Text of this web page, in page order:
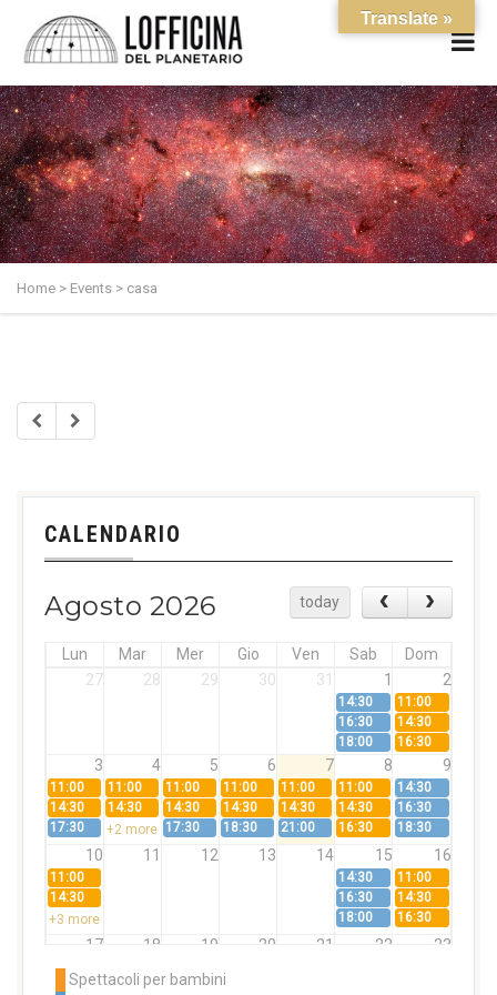
Home > Events > casa
CALENDARIO
Agosto 2026 today
Lun Mar Mer Gio Ven Sab
Dom
27
28 29 30 31 1 2
14:30
11:00
16:30
14:30
18:00
16:30
3 4 5 6 7 8 9
11:00 11:00 11:00 11:00 11:00 11:00
14:30
14:30
14:30 14:30 14:30 14:30 14:30
16:30
17:30
+2 more 17:30 18:30 21:00 16:30 18:30
10 11 12 13 14 15 16
11:00 14:30
11:00
14:30
16:30
14:30
+3 more
18:00 16:30
17 18 19 20 21 22 23
11:00
14:30
14:30 14:30 14:30
Spettacoli per bambini
Translate »